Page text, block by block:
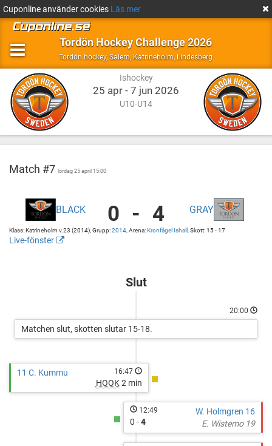
Cuponline använder cookies Läs mer
Tordön Hockey Challenge 2026
Tordön hockey,Ishockey
Salem, Katrineholm, LindesbergSalem,
Katrineholm,
Lindesberg
Ishockey
25 apr - 7 jun 2026
U10-U14
Match #7 lördag 25 april 15:00
Tordön
Hockey
-
Kronfågel
Ishall
Kronfågel
BLACK 0 - 4 GRAY
Klass: Katrineholm v.23 (2014), Grupp:2014, Arena:Kronfågel Ishall, Skott: 15 - 17
Live-fönster
Slut
20:00
Matchen slut, skotten slutar 15-18.
11 C. Kummu 16:47
HOOK2 min
W. Holmgren 16
E. Wistemo 19
12:49
0 -4